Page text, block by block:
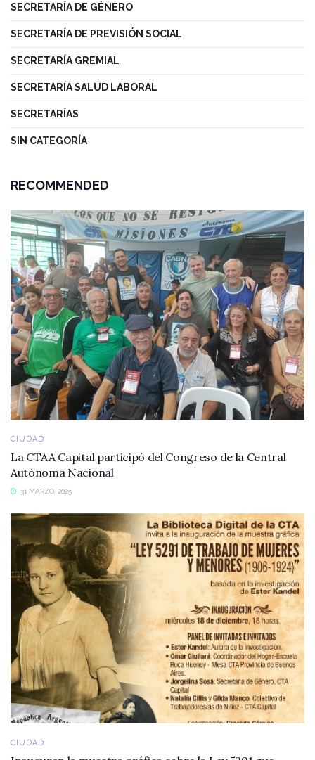
SECRETARÍA DE GÉNERO
SECRETARÍA DE PREVISIÓN SOCIAL
SECRETARÍA GREMIAL
SECRETARÍA SALUD LABORAL
SECRETARÍAS
SIN CATEGORÍA
RECOMMENDED
CIUDAD
La CTAA Capital participó del Congreso de la Central
Autónoma Nacional
31 MARZO, 2025
CIUDAD